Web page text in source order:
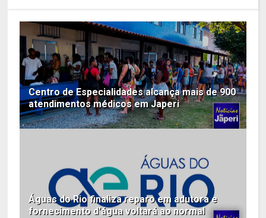
Centro de Especialidades alcança mais de 900
atendimentos médicos em Japeri
Águas do Rio finaliza reparo em adutora e
fornecimento d'água voltará ao normal